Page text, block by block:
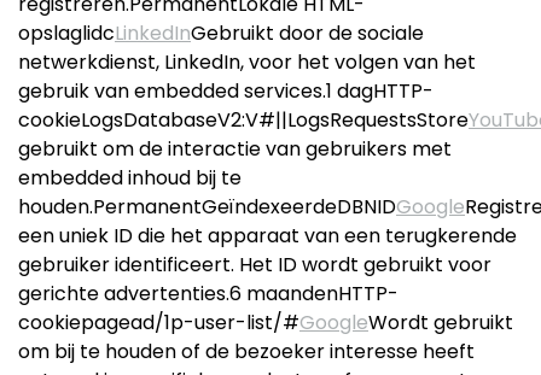
opslaglidcLinkedInGebruikt door de sociale
netwerkdienst, LinkedIn, voor het volgen van het
gebruik van embedded services.1 dagHTTP-
cookieLogsDatabaseV2:V#||LogsRequestsStore
gebruikt om de interactie van gebruikers met
embedded inhoud bij te
houden.PermanentGeïndexeerdeDBNIDGoogle
een uniek ID die het apparaat van een terugkerende
gebruiker identificeert. Het ID wordt gebruikt voor
gerichte advertenties.6 maandenHTTP-
cookiepagead/1p-user-list/#GoogleWordt gebruikt
om bij te houden of de bezoeker interesse heeft